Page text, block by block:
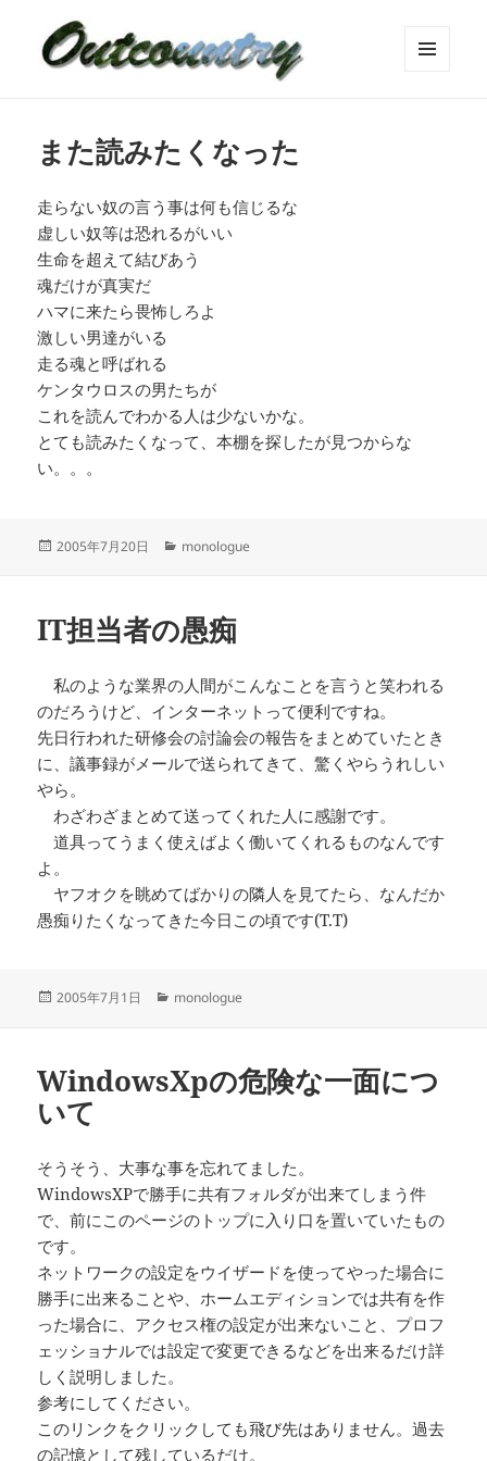
また読みたくなった
走らない奴の言う事は何も信じるな
虚しい奴等は恐れるがいい
生命を超えて結びあう
魂だけが真実だ
ハマに来たら畏怖しろよ
激しい男達がいる
走る魂と呼ばれる
ケンタウロスの男たちが
これを読んでわかる人は少ないかな。
とても読みたくなって、本棚を探したが見つからな
い。。。
投
2005年7月20日
カ
ー
monologue
IT担当者の愚痴
私のような業界の人間がこんなことを言うと笑われる
のだろうけど、インターネットって便利ですね。
先日行われた研修会の討論会の報告をまとめていたとき
に、議事録がメールで送られてきて、驚くやらうれしい
やら。
わざわざまとめて送ってくれた人に感謝です。
道具ってうまく使えばよく働いてくれるものなんです
よ。
ヤフオクを眺めてばかりの隣人を見てたら、なんだか
愚痴りたくなってきた今日この頃です(T.T)
投
2005年7月1日
カ
ー
monologue
WindowsXpの危険な一面につ
いて
そうそう、大事な事を忘れてました。
WindowsXPで勝手に共有フォルダが出来てしまう件
で、前にこのページのトップに入り口を置いていたもの
です。
ネットワークの設定をウイザードを使ってやった場合に
勝手に出来ることや、ホームエディションでは共有を作
った場合に、アクセス権の設定が出来ないこと、プロフ
ェッショナルでは設定で変更できるなどを出来るだけ詳
しく説明しました。
参考にしてください。
このリンクをクリックしても飛び先はありません。過去
の記憶として残しているだけ。